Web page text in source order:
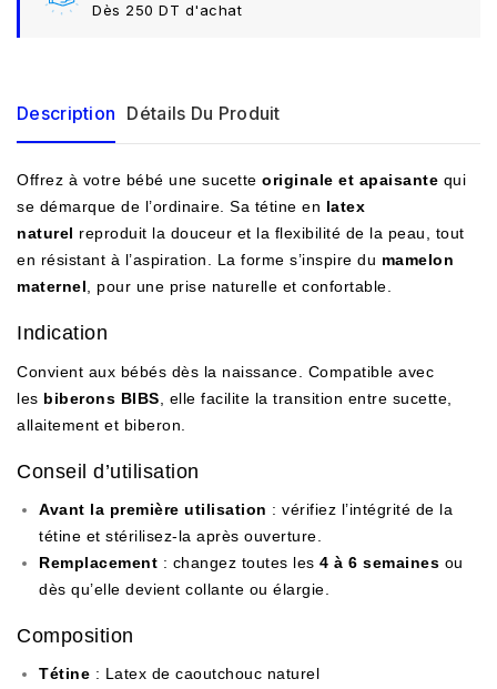
Dès 250 DT d'achat
Description Détails Du Produit
Offrez à votre bébé une sucette originale et apaisante qui
se démarque de l’ordinaire. Sa tétine en latex
naturel reproduit la douceur et la flexibilité de la peau, tout
en résistant à l’aspiration. La forme s’inspire du mamelon
maternel, pour une prise naturelle et confortable.
Indication
Convient aux bébés dès la naissance. Compatible avec
les biberons BIBS , elle facilite la transition entre sucette,
allaitement et biberon.
Conseil d’utilisation
Avant la première utilisation : vérifiez l’intégrité de la
tétine et stérilisez-la après ouverture.
Remplacement : changez toutes les 4 à 6 semaines ou
dès qu’elle devient collante ou élargie.
Composition
Tétine : Latex de caoutchouc naturel